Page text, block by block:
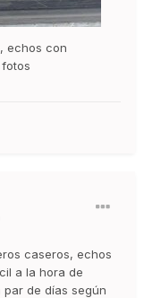
echos con
caseros, echos
a la hora de
de días según